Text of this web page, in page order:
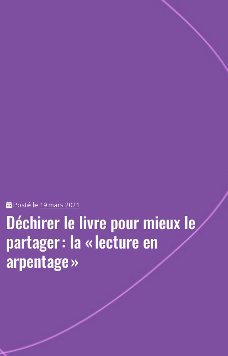
Posté le 19 mars 2021
Déchirer le livre pour mieux le
partager : la « lecture en
arpentage »